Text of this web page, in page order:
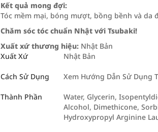
Kết quả mong đợi:
Tóc mềm mại, bóng mượt, bồng bềnh và da
Chăm sóc tóc chuẩn Nhật với Tsubaki!
Xuất xứ thương hiệu: Nhật Bản
Xuất Xứ
Nhật Bản
Cách Sử Dụng Xem Hướng Dẫn Sử Dụng
Thành Phần
Water, Glycerin,
Alcohol, Dimethicone,
Hydroxypropyl Arginine